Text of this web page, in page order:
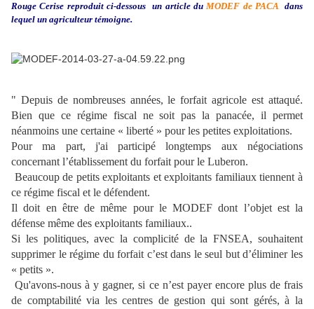
Rouge Cerise reproduit ci-dessous
un article duMODEF de PACA
dans
lequel un agriculteur témoigne.
" Depuis de nombreuses années, le forfait agricole est attaqué.
Bien que ce régime fiscal ne soit pas la panacée, il permet
néanmoins une certaine « liberté » pour les petites exploitations.
Pour ma part, j'ai participé longtemps aux négociations
concernant l’établissement du forfait pour le Luberon.
Beaucoup de petits exploitants et exploitants familiaux tiennent à
ce régime fiscal et le défendent.
Il doit en être de même pour le MODEF dont l’objet est la
défense même des exploitants familiaux..
Si les politiques, avec la complicité de la FNSEA, souhaitent
supprimer le régime du forfait c’est dans le seul but d’éliminer les
« petits ».
Qu'avons-nous à y gagner, si ce n’est payer encore plus de frais
de comptabilité via les centres de gestion qui sont gérés, à la